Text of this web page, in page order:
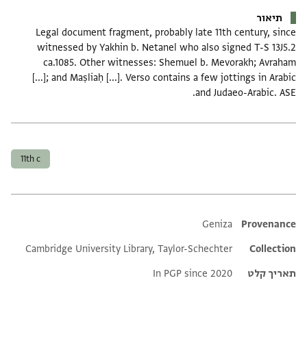
תיאור
Legal document fragment, probably late 11th century, since
witnessed by Yakhin b. Netanel who also signed T-S 13J5.2
ca.1085. Other witnesses: Shemuel b. Mevorakh; Avraham
[...]; and Maṣliaḥ [...]. Verso contains a few jottings in Arabic
and Judaeo-Arabic. ASE.
11th c
Additional metadata
Provenance
Geniza
Collection
Cambridge University Library, Taylor-Schechter
תאריך קלט
In PGP since 2020